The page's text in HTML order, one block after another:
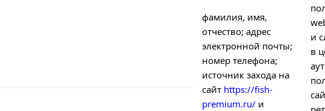
фамилия, имя,
отчество; адрес
электронной почты;
номер телефона;
источник захода на
сайт https://fish-
premium.ru/ и
и
в